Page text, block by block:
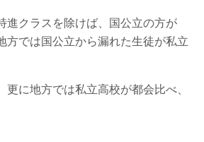
進クラスを除けば、国公立の方が
方では国公立から漏れた生徒が私立
更に地方では私立高校が都会比べ、